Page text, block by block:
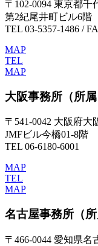
〒102-0094 東京都千
第2紀尾井町ビル6階
TEL 03-5357-1486 /
MAP
TEL
MAP
大阪事務所 （所
〒541-0042 大阪府大
JMFビル今橋01-8階
TEL 06-6180-6001
MAP
TEL
MAP
名古屋事務所 （
〒466-0044 愛知県名